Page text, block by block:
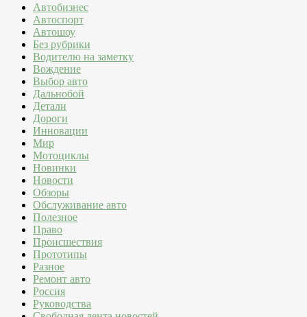
Автобизнес
Автоспорт
Автошоу
Без рубрики
Водителю на заметку
Вождение
Выбор авто
Дальнобой
Детали
Дороги
Инновации
Мир
Мотоциклы
Новинки
Новости
Обзоры
Обслуживание авто
Полезное
Право
Происшествия
Прототипы
Разное
Ремонт авто
Россия
Руководства